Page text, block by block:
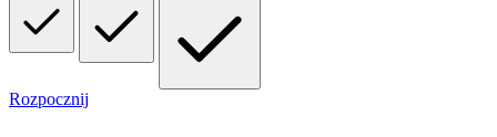
Rozpocznij